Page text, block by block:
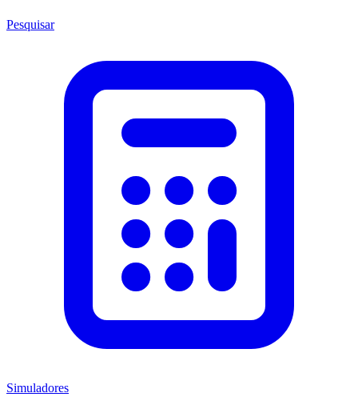
Pesquisar
Simuladores